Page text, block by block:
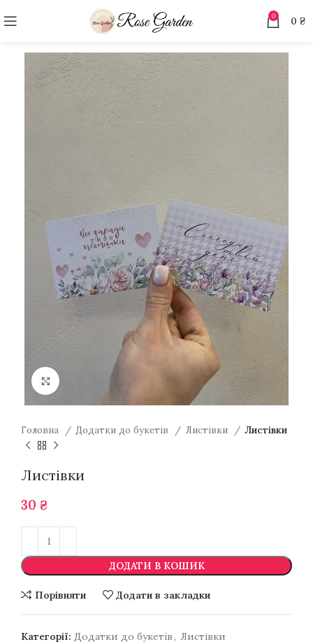
0 0 ₴
Головна Додатки до букетів Листівки Листівки
Листівки
30 ₴
ДОДАТИ В КОШИК
Порівняти Додати в закладки
Категорії: Додатки до букетів, Листівки